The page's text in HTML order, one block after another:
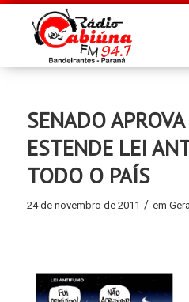
SENADO
ESTENDE LEI
TODO O PAÍS
24 de novembro de 2011 / em